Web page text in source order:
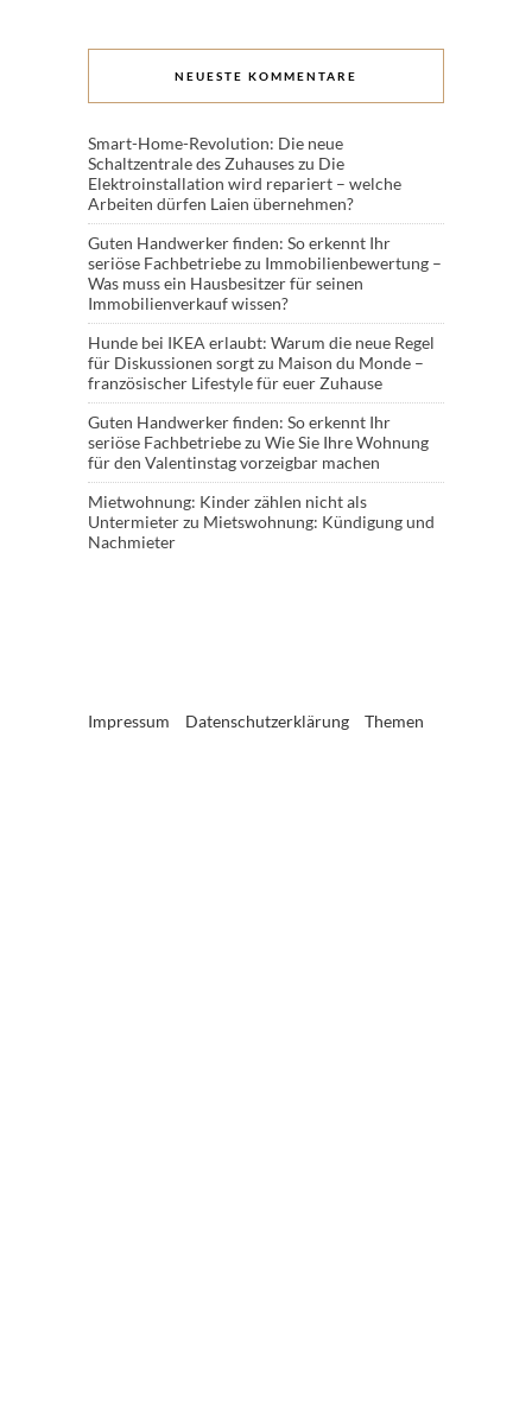
NEUESTE KOMMENTARE
Smart-Home-Revolution: Die neue
Schaltzentrale des Zuhauseszu Die
Elektroinstallation wird repariert – welche
Arbeiten dürfen Laien übernehmen?
Guten Handwerker finden: So erkennt Ihr
seriöse Fachbetriebezu Immobilienbewertung –
Was muss ein Hausbesitzer für seinen
Immobilienverkauf wissen?
Hunde bei IKEA erlaubt: Warum die neue Regel
für Diskussionen sorgtzu Maison du Monde –
französischer Lifestyle für euer Zuhause
Guten Handwerker finden: So erkennt Ihr
seriöse Fachbetriebezu Wie Sie Ihre Wohnung
für den Valentinstag vorzeigbar machen
Mietwohnung: Kinder zählen nicht als
Untermieterzu Mietswohnung: Kündigung und
Nachmieter
Impressum Datenschutzerklärung Themen